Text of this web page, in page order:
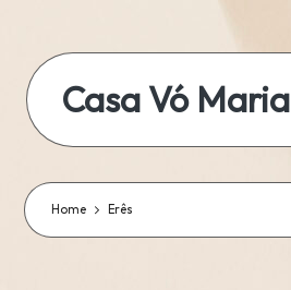
content
Casa Vó Maria
Home Erês